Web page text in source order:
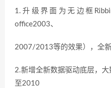
1.升级界面为无边框
office2003、
2007/2013等的效果），全
2.新增全新数据驱动底层，
至2010